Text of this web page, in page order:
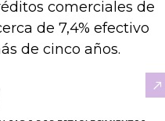
comerciales de
de 7,4% efectivo
de cinco años.